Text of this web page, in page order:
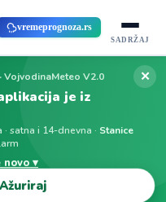
vremeprognoza.rs
SADRŽAJ
VojvodinaMeteo V2.0
je iz
satna i 14-dnevna · Stanice
novo ▾
✕